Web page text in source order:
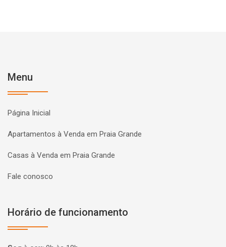
Menu
Página Inicial
Apartamentos à Venda em Praia Grande
Casas à Venda em Praia Grande
Fale conosco
Horário de funcionamento